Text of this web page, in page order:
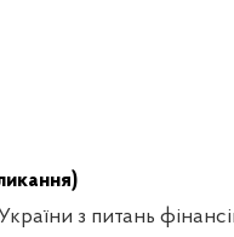
з питань